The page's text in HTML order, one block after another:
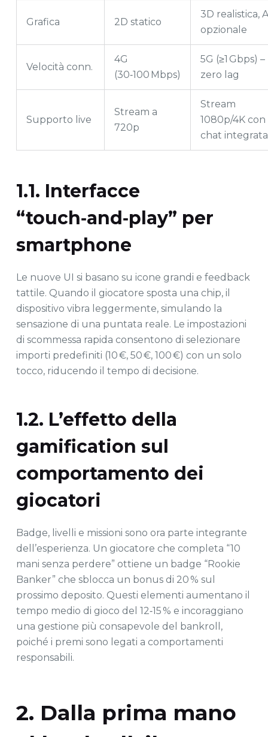
Grafica 2D statico
3D realistica,
opzionale
Velocità conn.
4G
(30‑100 Mbps)
5G (≥1 Gbps) –
zero lag
Supporto live
Stream a
720p
Stream
1080p/4K con
chat integrata
1.1. Interfacce
“touch‑and‑play” per
smartphone
Le nuove UI si basano su icone grandi e feedback
tattile. Quando il giocatore sposta una chip, il
dispositivo vibra leggermente, simulando la
sensazione di una puntata reale. Le impostazioni
di scommessa rapida consentono di selezionare
importi predefiniti (10 €, 50 €, 100 €) con un solo
tocco, riducendo il tempo di decisione.
1.2. L’effetto della
gamification sul
comportamento dei
giocatori
Badge, livelli e missioni sono ora parte integrante
dell’esperienza. Un giocatore che completa “10
mani senza perdere” ottiene un badge “Rookie
Banker” che sblocca un bonus di 20 % sul
prossimo deposito. Questi elementi aumentano il
tempo medio di gioco del 12‑15 % e incoraggiano
una gestione più consapevole del bankroll,
poiché i premi sono legati a comportamenti
responsabili.
2. Dalla prima mano